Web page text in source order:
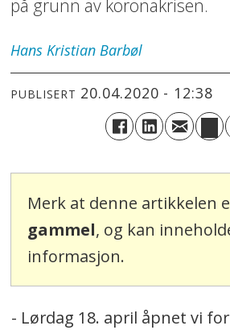
på grunn av koronakrisen.
Hans Kristian Barbøl
PUBLISERT 20.04.2020 - 12:38
Merk at denne artikkelen
gammel, og kan
informasjon.
- Lørdag 18. april åpnet vi